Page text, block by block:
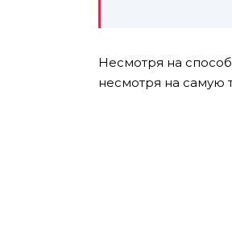
Несмотря на
несмотря на самую